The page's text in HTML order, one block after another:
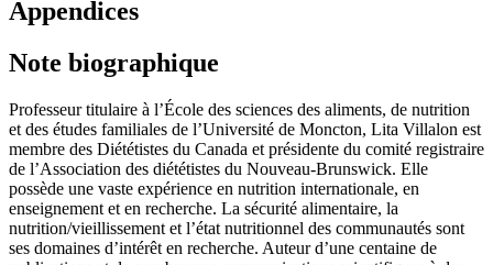
Appendices
Note biographique
Professeur titulaire à l’École des sciences des aliments, de nutrition
et des études familiales de l’Université de Moncton, Lita Villalon est
membre des Diététistes du Canada et présidente du comité registraire
de l’Association des diététistes du Nouveau-Brunswick. Elle
possède une vaste expérience en nutrition internationale, en
enseignement et en recherche. La sécurité alimentaire, la
nutrition/vieillissement et l’état nutritionnel des communautés sont
ses domaines d’intérêt en recherche. Auteur d’une centaine de